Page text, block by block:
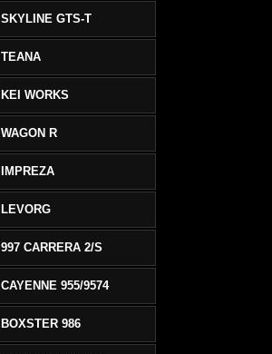
SKYLINE GTS-T
TEANA
KEI WORKS
WAGON R
IMPREZA
LEVORG
997 CARRERA 2/S
CAYENNE 955/9574
BOXSTER 986